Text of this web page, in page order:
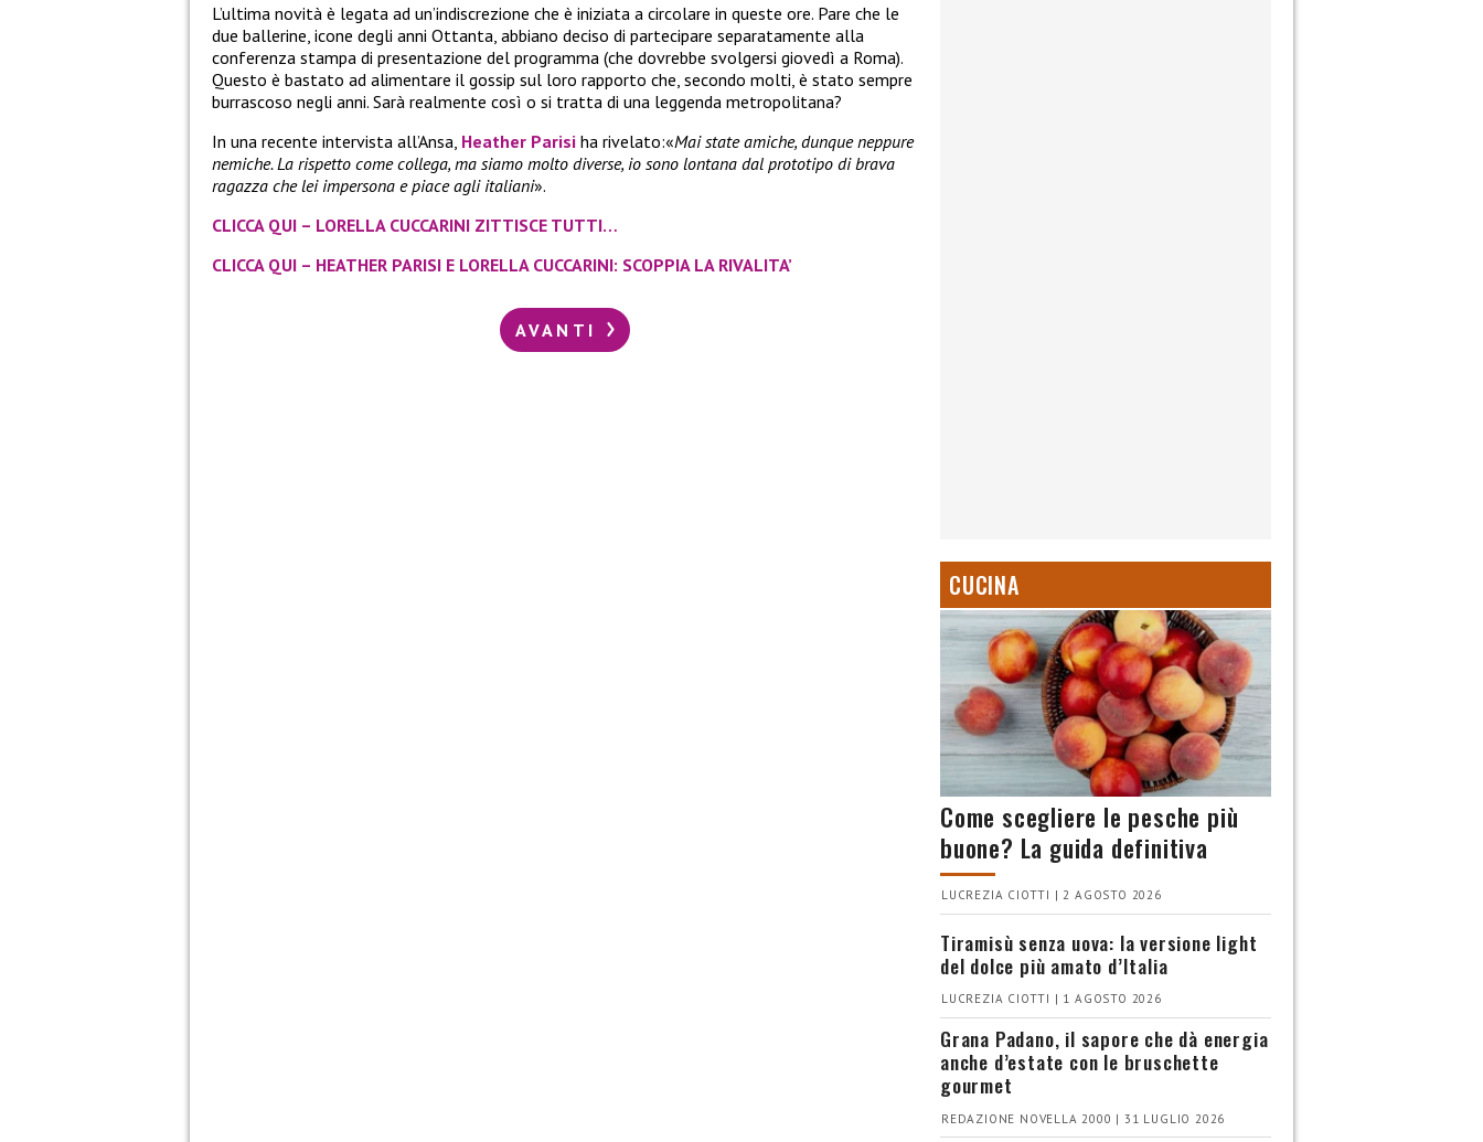
L’ultima novità è legata ad un’indiscrezione che è iniziata a circolare in queste ore. Pare che le
due ballerine, icone degli anni Ottanta, abbiano deciso di partecipare separatamente alla
conferenza stampa di presentazione del programma (che dovrebbe svolgersi giovedì a Roma).
Questo è bastato ad alimentare il gossip sul loro rapporto che, secondo molti, è stato sempre
burrascoso negli anni. Sarà realmente così o si tratta di una leggenda metropolitana?
In una recente intervista all’Ansa, Heather Parisi ha rivelato:«Mai state amiche, dunque neppure
nemiche. La rispetto come collega, ma siamo molto diverse, io sono lontana dal prototipo di brava
ragazza che lei impersona e piace agli italiani».
CLICCA QUI – LORELLA CUCCARINI ZITTISCE TUTTI…
CLICCA QUI – HEATHER PARISI E LORELLA CUCCARINI: SCOPPIA LA RIVALITA’
AVANTI
CUCINA
Come scegliere le pesche più
buone? La guida definitiva
LUCREZIA CIOTTI | 2 AGOSTO 2026
Tiramisù senza uova: la versione light
del dolce più amato d’Italia
LUCREZIA CIOTTI | 1 AGOSTO 2026
Grana Padano, il sapore che dà energia
anche d’estate con le bruschette
gourmet
REDAZIONE NOVELLA 2000 | 31 LUGLIO 2026